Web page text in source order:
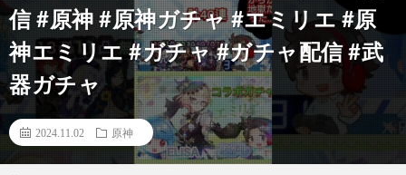
信 #原神 #原神ガチャ #エミリエ #原
神エミリエ #ガチャ #ガチャ配信 #武
器ガチャ
2024.11.02 原神